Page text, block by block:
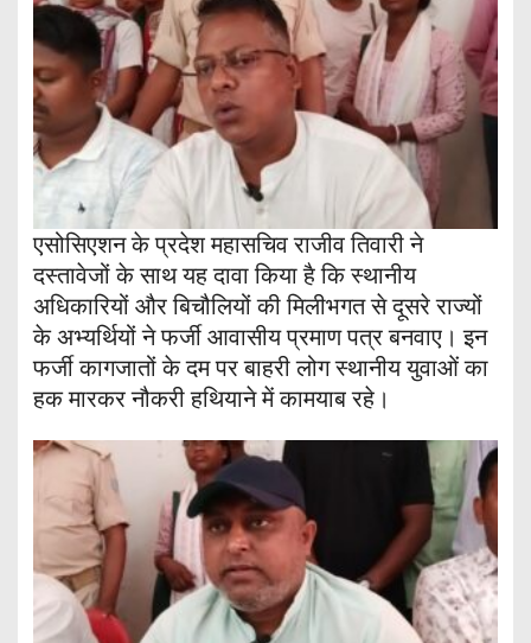
एसोसिएशन के प्रदेश महासचिव राजीव तिवारी ने
दस्तावेजों के साथ यह दावा किया है कि स्थानीय
अधिकारियों और बिचौलियों की मिलीभगत से दूसरे राज्यों
के अभ्यर्थियों ने फर्जी आवासीय प्रमाण पत्र बनवाए। इन
फर्जी कागजातों के दम पर बाहरी लोग स्थानीय युवाओं का
हक मारकर नौकरी हथियाने में कामयाब रहे।